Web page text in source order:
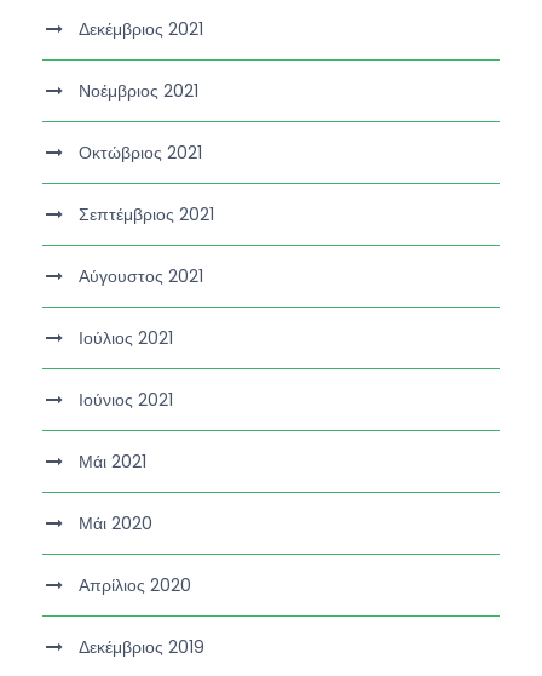
Δεκέμβριος 2021
Νοέμβριος 2021
Οκτώβριος 2021
Σεπτέμβριος 2021
Αύγουστος 2021
Ιούλιος 2021
Ιούνιος 2021
Μάι 2021
Μάι 2020
Απρίλιος 2020
Δεκέμβριος 2019